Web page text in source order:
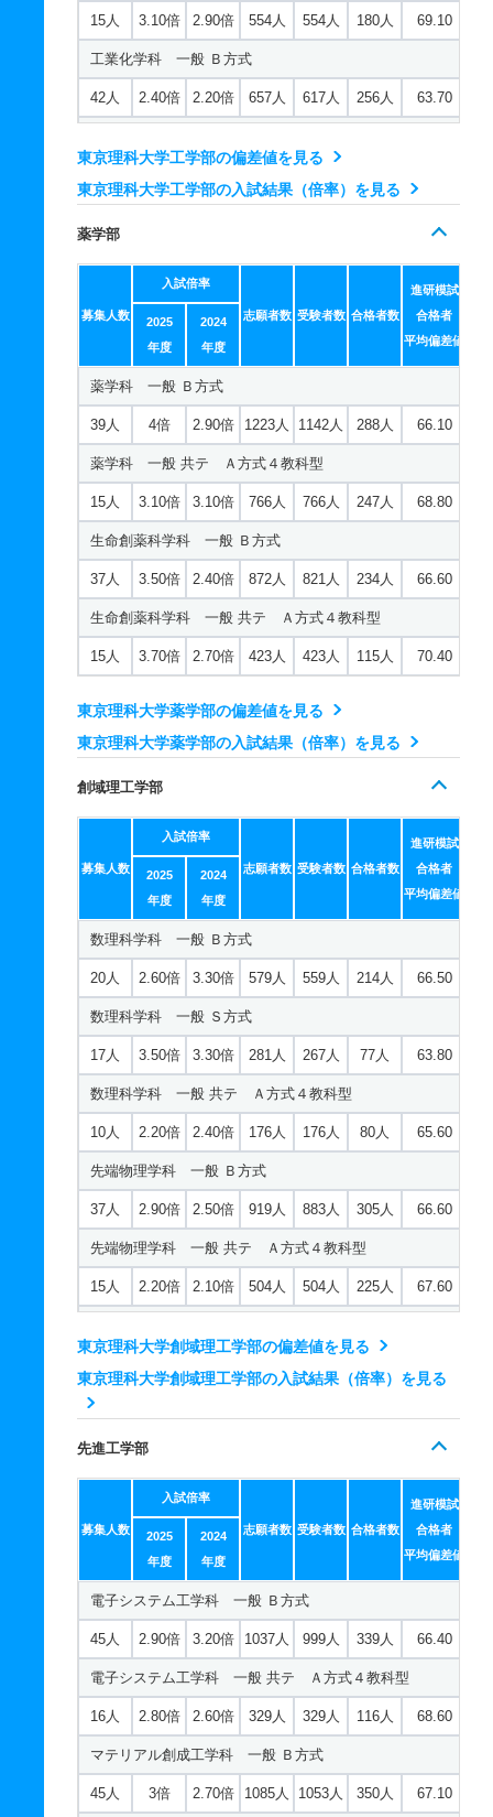
15人 3.10倍 2.90倍 554人 554人 180人 69.10
工業化学科 一般 Ｂ方式
42人 2.40倍 2.20倍 657人 617人 256人 63.70
電気工学科 一般 共テ Ａ方式４教科型
2.30倍 2.20倍
機械工学科 一般 Ｂ方式
42人 3.70倍 4.30倍 1742人 1635人 445人 69
機械工学科 一般 共テ Ａ方式４教科型
15人 2.50倍 4.10倍 643人 643人 255人 70.10
東京理科大学工学部の偏差値を見る
東京理科大学工学部の入試結果（倍率）を見る
薬学部
募集人数
入試倍率
志願者数 受験者数 合格者数
進研模試
合格者
平均偏差値
2025
年度
2024
年度
薬学科 一般 Ｂ方式
39人 4倍 2.90倍 1223人 1142人 288人 66.10
薬学科 一般 共テ Ａ方式４教科型
15人 3.10倍 3.10倍 766人 766人 247人 68.80
生命創薬科学科 一般 Ｂ方式
37人 3.50倍 2.40倍 872人 821人 234人 66.60
生命創薬科学科 一般 共テ Ａ方式４教科型
15人 3.70倍 2.70倍 423人 423人 115人 70.40
東京理科大学薬学部の偏差値を見る
東京理科大学薬学部の入試結果（倍率）を見る
創域理工学部
募集人数
入試倍率
志願者数 受験者数 合格者数
進研模試
合格者
平均偏差値
2025
年度
2024
年度
数理科学科 一般 Ｂ方式
20人 2.60倍 3.30倍 579人 559人 214人 66.50
数理科学科 一般 Ｓ方式
17人 3.50倍 3.30倍 281人 267人 77人 63.80
数理科学科 一般 共テ Ａ方式４教科型
10人 2.20倍 2.40倍 176人 176人 80人 65.60
先端物理学科 一般 Ｂ方式
37人 2.90倍 2.50倍 919人 883人 305人 66.60
先端物理学科 一般 共テ Ａ方式４教科型
15人 2.20倍 2.10倍 504人 504人 225人 67.60
生命生物科学科 一般 共テ Ａ方式４教科型
15人 2.50倍 68.50
建築学科 一般 Ｂ方式
3.60倍 4.50倍
建築学科 一般 共テ Ａ方式４教科型
20人 3倍 3.50倍 398人 398人
先端化学科 一般 Ｂ方式
45人 2.90倍 2.10倍 863人 829人 283人
先端化学科 一般 共テ Ａ方式４教科型
20人 2.40倍 2.20倍 627人 627人
電気電子情報工学科 一般 Ｂ方式
東京理科大学創域理工学部の偏差値を見る
東京理科大学創域理工学部の入試結果（倍率）を見る
先進工学部
募集人数
入試倍率
志願者数 受験者数 合格者数
進研模試
合格者
平均偏差値
2025
年度
2024
年度
電子システム工学科 一般 Ｂ方式
45人 2.90倍 3.20倍 1037人 999人 339人 66.40
電子システム工学科 一般 共テ Ａ方式４教科型
16人 2.80倍 2.60倍 329人 329人 116人 68.60
マテリアル創成工学科 一般 Ｂ方式
45人 3倍 2.70倍 1085人 1053人 350人 67.10